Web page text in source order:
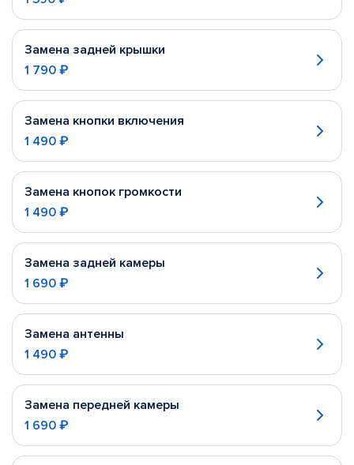
Замена задней крышки
1 790 ₽
Замена кнопки включения
1 490 ₽
Замена кнопок громкости
1 490 ₽
Замена задней камеры
1 690 ₽
Замена антенны
1 490 ₽
Замена передней камеры
1 690 ₽